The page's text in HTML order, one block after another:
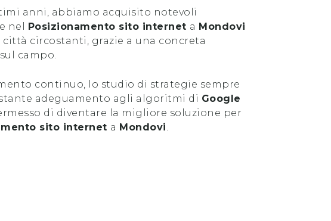
anni, abbiamo acquisito notevoli
nel
Posizionamento sito internet a Mondovi
circostanti, grazie a una concreta
campo.
continuo, lo studio di strategie sempre
adeguamento agli algoritmi di Google
di diventare la migliore soluzione per
sito internet a Mondovi.